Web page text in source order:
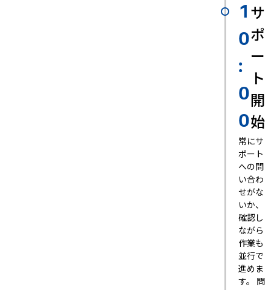
1
0
:
0
0
サ
ポ
ー
ト
開
始
常にサ
ポート
への問
い合わ
せがな
いか、
確認し
ながら
作業も
並行で
進めま
す。 問